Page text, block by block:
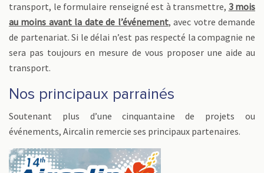
transport, le formulaire renseigné est à transmettre, 3 mois
au moins avant la date de l’événement, avec votre demande
de partenariat. Si le délai n’est pas respecté la compagnie ne
sera pas toujours en mesure de vous proposer une aide au
transport.
Nos principaux parrainés
Soutenant plus d’une cinquantaine de projets ou
événements, Aircalin remercie ses principaux partenaires.